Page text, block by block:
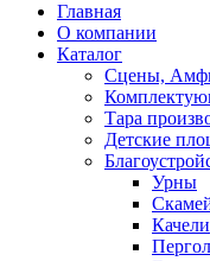
Главная
О компании
Каталог
Сцены,
Тара
Детские
Урны
Качели